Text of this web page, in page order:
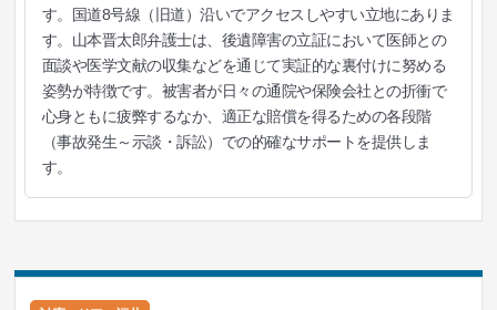
す。国道8号線（旧道）沿いでアクセスしやすい立地にありま
す。山本晋太郎弁護士は、後遺障害の立証において医師との
面談や医学文献の収集などを通じて実証的な裏付けに努める
姿勢が特徴です。被害者が日々の通院や保険会社との折衝で
心身ともに疲弊するなか、適正な賠償を得るための各段階
（事故発生～示談・訴訟）での的確なサポートを提供しま
す。